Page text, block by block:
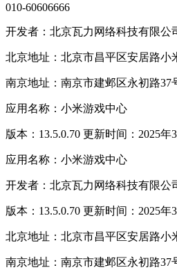
010-60606666
开发者：北京瓦力网络科技有限公
北京地址：北京市昌平区安居路小
南京地址：南京市建邺区永初路37
应用名称：小米游戏中心
版本：13.5.0.70 更新时间：2025年
应用名称：小米游戏中心
开发者：北京瓦力网络科技有限公
版本：13.5.0.70 更新时间：2025年
北京地址：北京市昌平区安居路小
南京地址：南京市建邺区永初路37